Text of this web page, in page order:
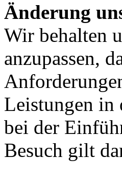
Änderung
Wir behalten
anzupassen,
Leistungen in
bei der
Besuch gilt